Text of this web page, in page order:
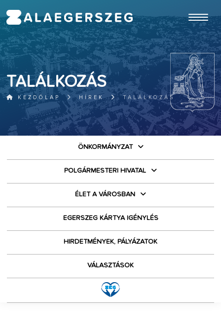
TALÁLKOZÁS
KEZDŐLAP HÍREK TALÁLKOZÁS
ÖNKORMÁNYZAT
POLGÁRMESTERI HIVATAL
ÉLET A VÁROSBAN
EGERSZEG KÁRTYA IGÉNYLÉS
HIRDETMÉNYEK, PÁLYÁZATOK
VÁLASZTÁSOK